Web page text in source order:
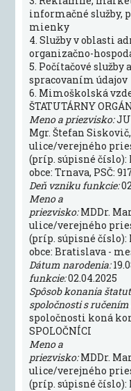
informačné služby,
mienky
4. Služby v oblasti
organizačno-
5. Počítačové služby
spracovaním údajov
6. Mimoškolská
ŠTATUTÁRNY
Meno a priezvisko:
Mgr. Štefan
ulice/verejného
(príp. súpisné číslo):
obce: Trnava, PSČ:
Deň vzniku funkcie:
Meno a
priezvisko:MDDr.
ulice/verejného
(príp. súpisné číslo):
obce: Bratislava -
Dátum narodenia:
funkcie:02.04.2025
Spôsob konania
spoločnosti s
spoločnosti koná
SPOLOČNÍCI
Meno a
priezvisko:MDDr.
ulice/verejného
(príp. súpisné číslo):